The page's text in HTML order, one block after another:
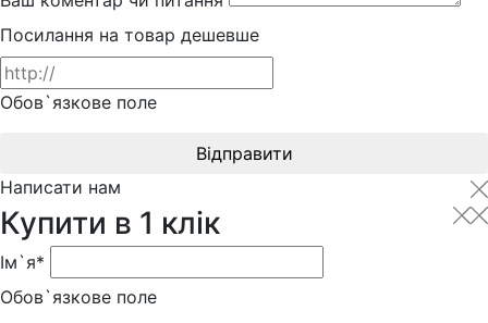
Посилання на товар дешевше
Обов`язкове поле
Відправити
Написати нам
Купити в 1 клік
Ім`я*
Обов`язкове поле